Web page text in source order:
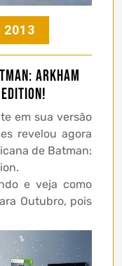
Arkham
em sua versão
revelou agora
de Batman:
e veja como
Outubro, pois